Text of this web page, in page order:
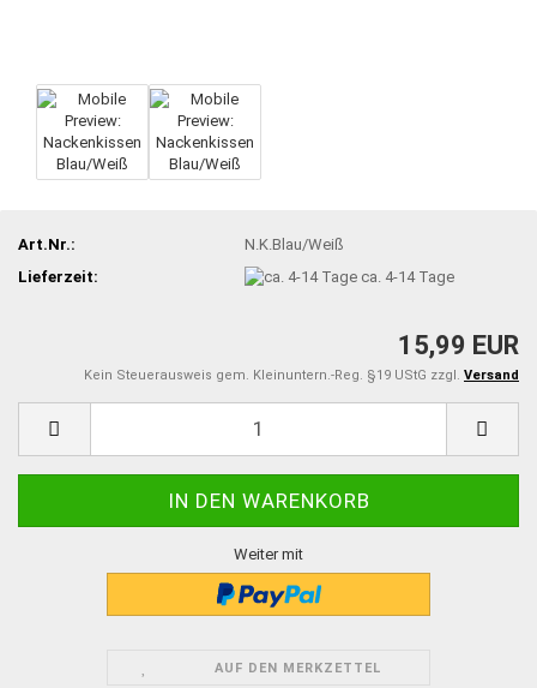
Art.Nr.:
N.K.Blau/Weiß
Lieferzeit:
ca. 4-14 Tage
15,99 EUR
Kein Steuerausweis gem. Kleinuntern.-Reg. §19 UStG zzgl. Versand
Weiter mit
AUF DEN MERKZETTEL